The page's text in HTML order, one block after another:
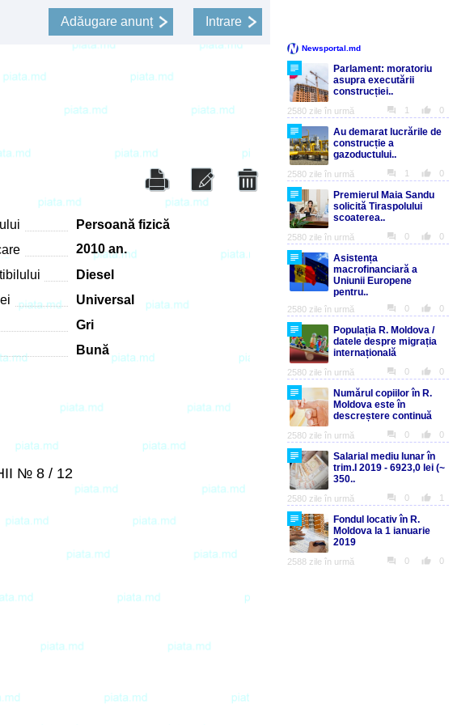
Adăugare anunț Intrare
Persoană fizică
2010 an.
Diesel
Universal
Gri
Bună
№ 8 / 12